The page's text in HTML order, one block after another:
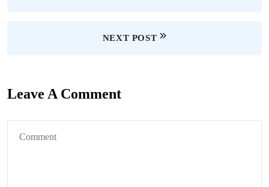
NEXT POST
Leave A Comment